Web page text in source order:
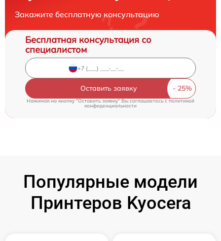
Закажите бесплатную консультацию
Бесплатная консультация со
специалистом
Оставить заявку
Нажимая на кнопку "Оставить заявку" Вы соглашаетесь c политикой
конфиденциальности
Популярные модели
Принтеров Kyocera